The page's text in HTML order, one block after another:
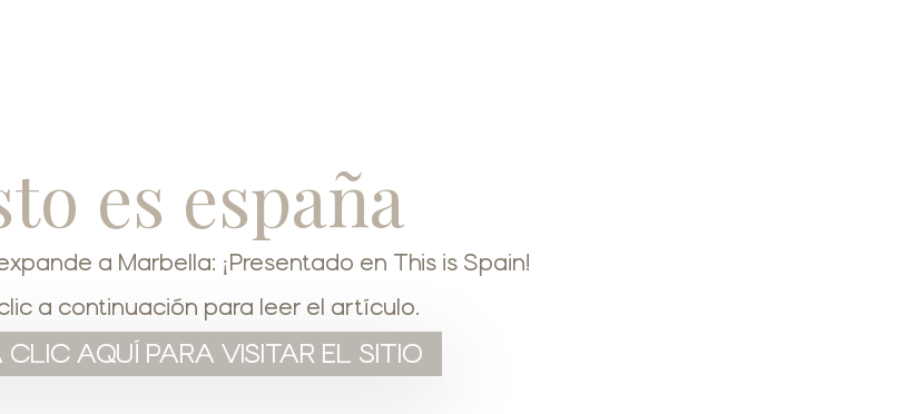
es españa
a Marbella: ¡Presentado en This is Spain!
a continuación para leer el artículo.
CLIC AQUÍ PARA VISITAR EL SITIO